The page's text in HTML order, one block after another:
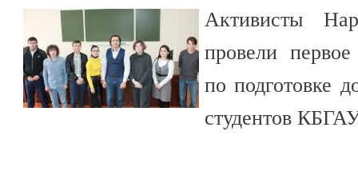
Активисты
провели
по подготовке
студентов